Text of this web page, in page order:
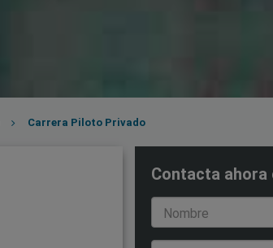
Carrera Piloto Privado
Contacta
Nombre